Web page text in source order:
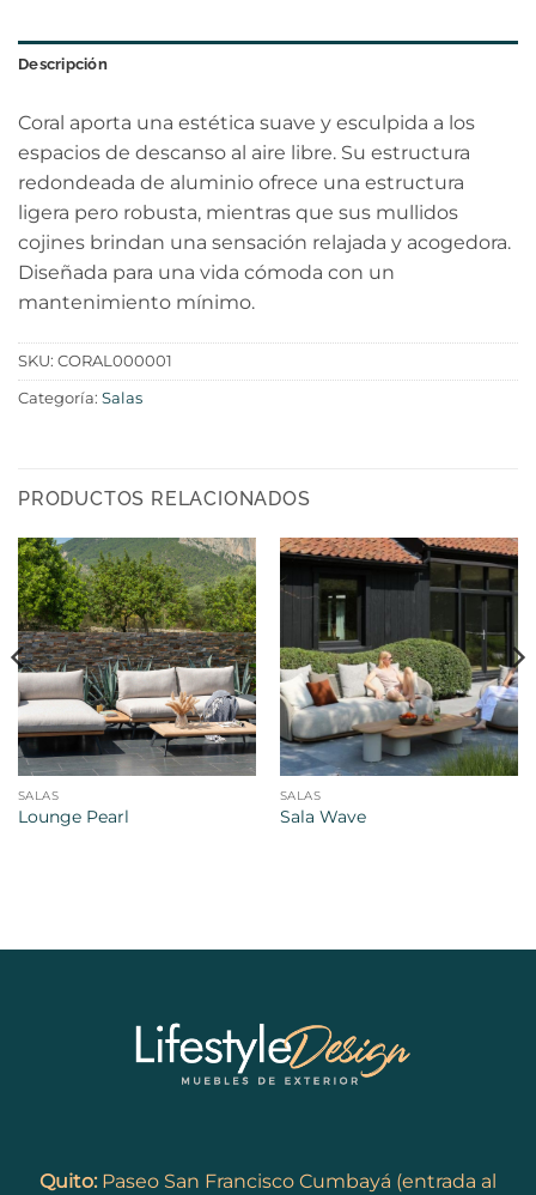
Descripción
Coral aporta una estética suave y esculpida a los
espacios de descanso al aire libre. Su estructura
redondeada de aluminio ofrece una estructura
ligera pero robusta, mientras que sus mullidos
cojines brindan una sensación relajada y acogedora.
Diseñada para una vida cómoda con un
mantenimiento mínimo.
SKU: CORAL000001
Categoría: Salas
PRODUCTOS RELACIONADOS
SALAS
Lounge Pearl
SALAS
Sala Wave
Quito:Paseo San Francisco Cumbayá (entrada al